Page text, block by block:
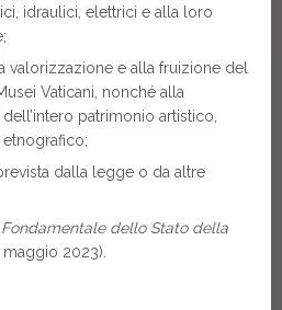
idraulici, elettrici e alla loro
valorizzazione e alla fruizione del
Vaticani, nonché alla
patrimonio artistico,
dalla legge o da altre
dello Stato della
2023).